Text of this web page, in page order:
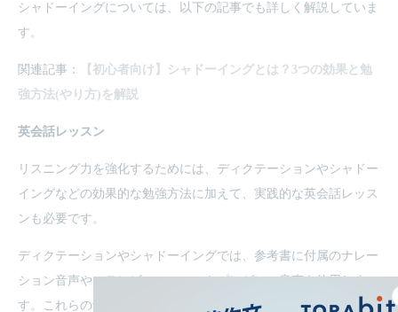
シャドーイングについては、以下の記事でも詳しく解説していま
す。
関連記事：
【初心者向け】シャドーイングとは？3つの効果と勉
強方法(やり方)を解説
英会話レッスン
リスニング力を強化するためには、ディクテーションやシャドー
イングなどの効果的な勉強方法に加えて、実践的な英会話レッス
ンも必要です。
ディクテーションやシャドーイングでは、参考書に付属のナレー
ション音声や、テレビのニュースやプレゼンの音声を使用しま
す。これらの音声は「正しい英語が使われている」という点では